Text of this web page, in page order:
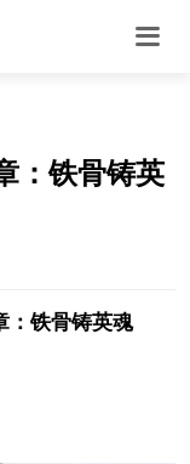
：铁骨铸英
：铁骨铸英魂